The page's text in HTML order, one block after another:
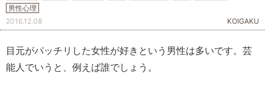
男性心理
KOIGAKU
2016.12.08
目元がパッチリした女性が好きという男性は多いです。芸
能人でいうと、例えば誰でしょう。